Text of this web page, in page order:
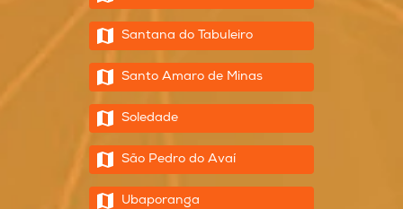
Santana do Tabuleiro
Santo Amaro de Minas
Soledade
São Pedro do Avaí
Ubaporanga